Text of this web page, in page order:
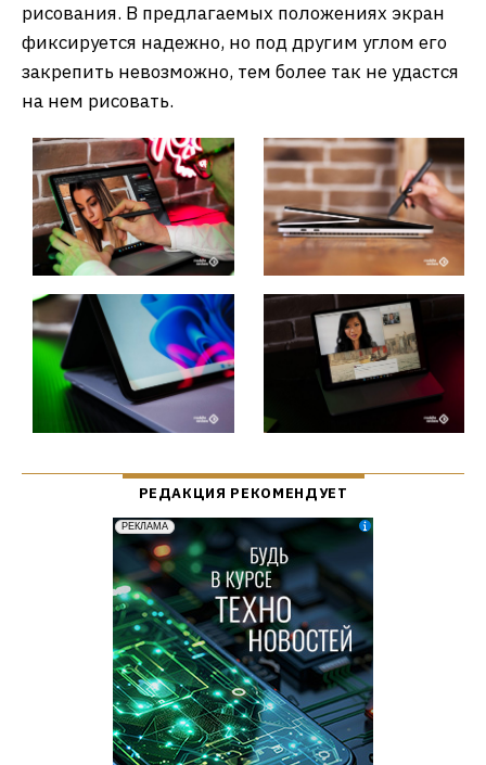
рисования. В предлагаемых положениях экран
фиксируется надежно, но под другим углом его
закрепить невозможно, тем более так не удастся
на нем рисовать.